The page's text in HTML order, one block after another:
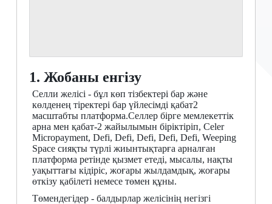
1. Жобаны енгізу
Селли желісі - бұл көп тізбектері бар және
көлденең тіректері бар үйлесімді қабат2
масштабты платформа.Селлер бірге мемлекеттік
арна мен қабат-2 жайылымын біріктіріп, Celer
Micropayment, Defi, Defi, Defi, Defi, Defi, Weeping
Space сияқты түрлі жиынтықтарға арналған
платформа ретінде қызмет етеді, мысалы, нақты
уақыттағы кідіріс, жоғары жылдамдық, жоғары
өткізу қабілеті немесе төмен құны.
Төмендегідер - балдырлар желісінің негізгі